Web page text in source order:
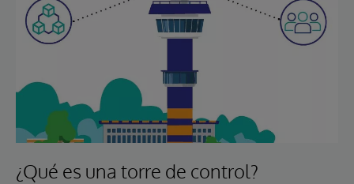
¿Qué es una torre de control?